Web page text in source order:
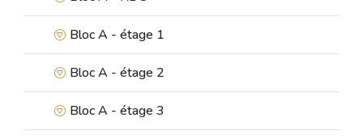
Bloc A - étage 1
Bloc A - étage 2
Bloc A - étage 3